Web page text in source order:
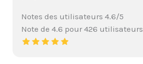
Notes des utilisateurs 4.6/5
Note de 4.6 pour 426 utilisateurs